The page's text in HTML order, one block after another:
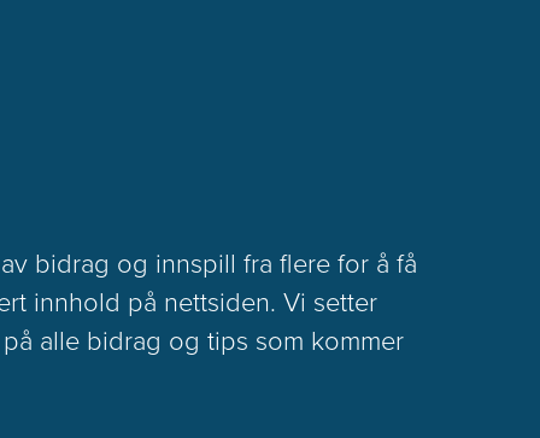
bidrag og innspill fra flere for å få
innhold på nettsiden. Vi setter
alle bidrag og tips som kommer